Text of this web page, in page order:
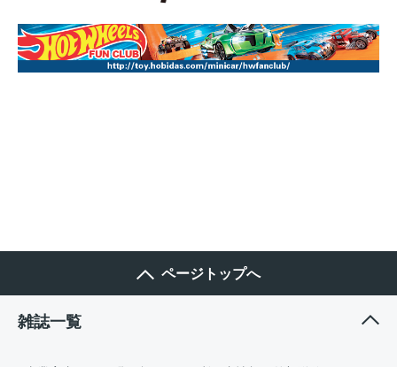
ページトップへ
雑誌一覧